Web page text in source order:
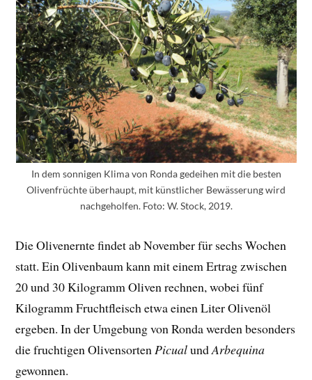
In dem sonnigen Klima von Ronda gedeihen mit die besten
Olivenfrüchte überhaupt, mit künstlicher Bewässerung wird
nachgeholfen. Foto: W. Stock, 2019.
Die Olivenernte findet ab November für sechs Wochen
statt. Ein Olivenbaum kann mit einem Ertrag zwischen
20 und 30 Kilogramm Oliven rechnen, wobei fünf
Kilogramm Fruchtfleisch etwa einen Liter Olivenöl
ergeben. In der Umgebung von Ronda werden besonders
die fruchtigen OlivensortenPicualundArbequina
gewonnen.